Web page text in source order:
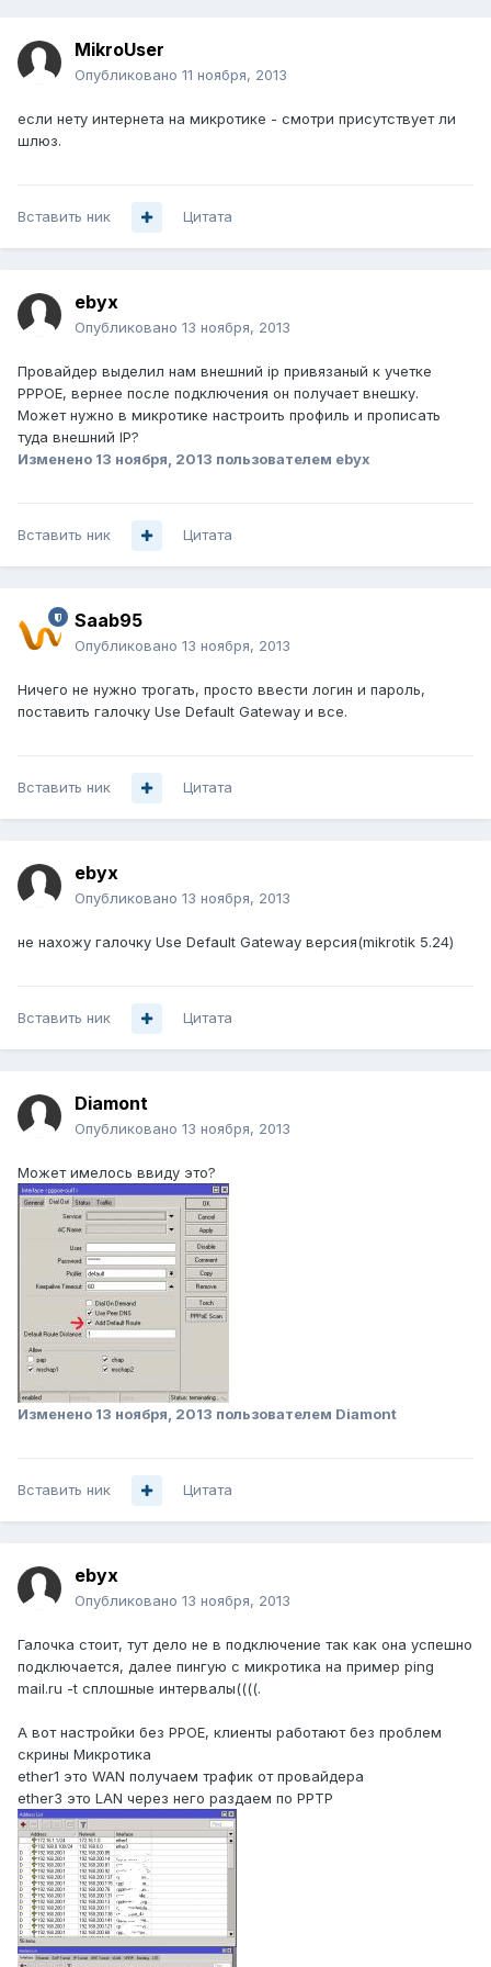
MikroUser
Опубликовано 11 ноября, 2013
если нету интернета на микротике - смотри присутствует ли
шлюз.
Вставить ник Цитата
ebyx
Опубликовано 13 ноября, 2013
Провайдер выделил нам внешний ip привязаный к учетке
PPPOE, вернее после подключения он получает внешку.
Может нужно в микротике настроить профиль и прописать
туда внешний IP?
Изменено 13 ноября, 2013 пользователем ebyx
Вставить ник Цитата
Saab95
Опубликовано 13 ноября, 2013
Ничего не нужно трогать, просто ввести логин и пароль,
поставить галочку Use Default Gateway и все.
Вставить ник Цитата
ebyx
Опубликовано 13 ноября, 2013
не нахожу галочку Use Default Gateway версия(mikrotik 5.24)
Вставить ник Цитата
Diamont
Опубликовано 13 ноября, 2013
Может имелось ввиду это?
Изменено 13 ноября, 2013 пользователем Diamont
Вставить ник Цитата
ebyx
Опубликовано 13 ноября, 2013
Галочка стоит, тут дело не в подключение так как она успешно
подключается, далее пингую с микротика на пример ping
mail.ru -t сплошные интервалы((((.
А вот настройки без PPOE, клиенты работают без проблем
скрины Микротика
ether1 это WAN получаем трафик от провайдера
ether3 это LAN через него раздаем по PPTP